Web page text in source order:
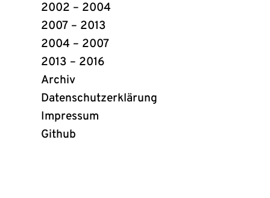
2002 – 2004
2007 – 2013
2004 – 2007
2013 – 2016
Archiv
Datenschutzerklärung
Impressum
Github